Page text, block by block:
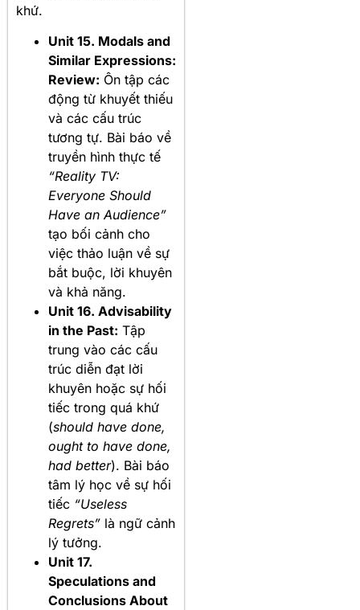
khứ.
Unit 15. Modals and
Similar Expressions:
Review: Ôn tập các
động từ khuyết thiếu
và các cấu trúc
tương tự. Bài báo về
truyền hình thực tế
“Reality TV:
Everyone Should
Have an Audience”
tạo bối cảnh cho
việc thảo luận về sự
bắt buộc, lời khuyên
và khả năng.
Unit 16. Advisability
in the Past: Tập
trung vào các cấu
trúc diễn đạt lời
khuyên hoặc sự hối
tiếc trong quá khứ
(should have done,
ought to have done,
had better). Bài báo
tâm lý học về sự hối
tiếc “Useless
Regrets” là ngữ cảnh
lý tưởng.
Unit 17.
Speculations and
Conclusions About